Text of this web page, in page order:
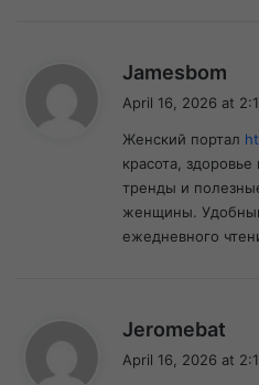
Jamesbom
s
:
April 16, 2026 at
Женский портал
красота,
тренды и
женщины.
ежедневного
Jeromebat
April 16, 2026 at